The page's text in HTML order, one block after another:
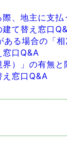
、地主に支払
建て替え窓口
ある場合の「
窓口Q&A
）」の有無と
窓口Q&A